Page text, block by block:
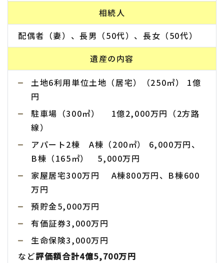
相続人
配偶者（妻）、長男（50代）、長女（50代）
遺産の内容
土地6利用単位土地（居宅）（250㎡） 1億
円
駐車場（300㎡） 1億2,000万円（2方路
線）
アパート2棟 A棟（200㎡） 6,000万円、
B棟（165㎡） 5,000万円
家屋居宅300万円 A棟800万円、B棟600
万円
預貯金5,000万円
有価証券3,000万円
生命保険3,000万円
など評価額合計4億5,700万円